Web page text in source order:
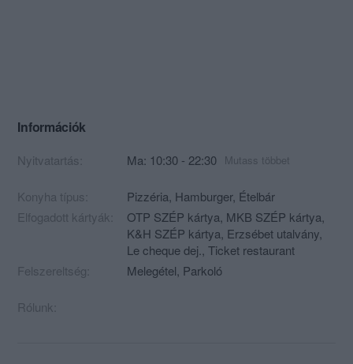
Információk
Nyitvatartás: Ma: 10:30 - 22:30 Mutass többet
Konyha típus: Pizzéria, Hamburger, Ételbár
Elfogadott kártyák:
OTP SZÉP kártya, MKB SZÉP kártya,
K&H SZÉP kártya, Erzsébet utalvány,
Le cheque dej., Ticket restaurant
Felszereltség:
Melegétel, Parkoló
Rólunk: